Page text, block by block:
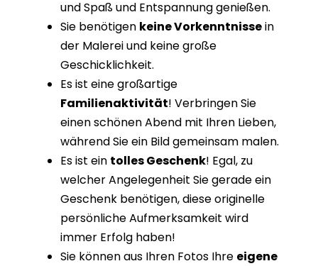
und Spaß und Entspannung genießen.
Sie benötigen keine Vorkenntnissein
der Malerei und keine große
Geschicklichkeit.
Es ist eine großartige
Familienaktivität! Verbringen Sie
einen schönen Abend mit Ihren Lieben,
während Sie ein Bild gemeinsam malen.
Es ist ein tolles Geschenk! Egal, zu
welcher Angelegenheit Sie gerade ein
Geschenk benötigen, diese originelle
persönliche Aufmerksamkeit wird
immer Erfolg haben!
Sie können aus Ihren Fotos Ihre eigene